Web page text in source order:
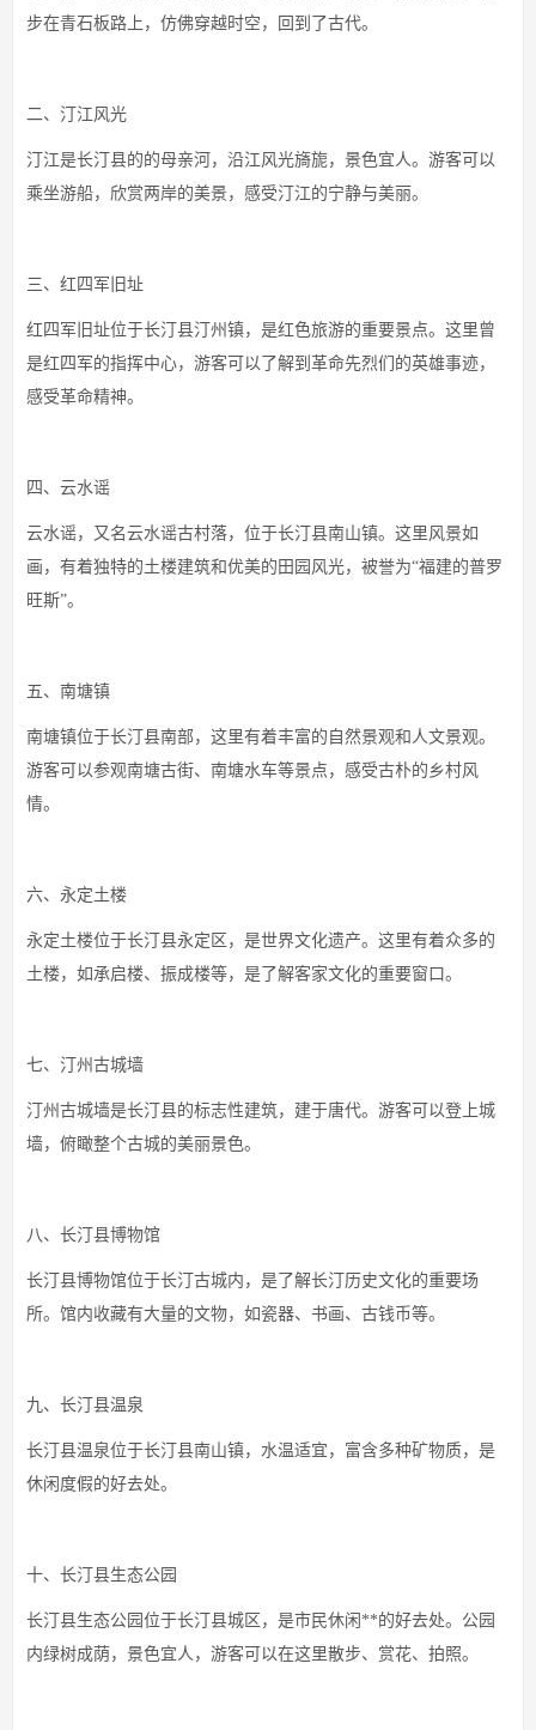
步在青石板路上，仿佛穿越时空，回到了古代。
二、汀江风光
汀江是长汀县的的母亲河，沿江风光旖旎，景色宜人。游客可以
乘坐游船，欣赏两岸的美景，感受汀江的宁静与美丽。
三、红四军旧址
红四军旧址位于长汀县汀州镇，是红色旅游的重要景点。这里曾
是红四军的指挥中心，游客可以了解到革命先烈们的英雄事迹，
感受革命精神。
四、云水谣
云水谣，又名云水谣古村落，位于长汀县南山镇。这里风景如
画，有着独特的土楼建筑和优美的田园风光，被誉为“福建的普罗
旺斯”。
五、南塘镇
南塘镇位于长汀县南部，这里有着丰富的自然景观和人文景观。
游客可以参观南塘古街、南塘水车等景点，感受古朴的乡村风
情。
六、永定土楼
永定土楼位于长汀县永定区，是世界文化遗产。这里有着众多的
土楼，如承启楼、振成楼等，是了解客家文化的重要窗口。
七、汀州古城墙
汀州古城墙是长汀县的标志性建筑，建于唐代。游客可以登上城
墙，俯瞰整个古城的美丽景色。
八、长汀县博物馆
长汀县博物馆位于长汀古城内，是了解长汀历史文化的重要场
所。馆内收藏有大量的文物，如瓷器、书画、古钱币等。
九、长汀县温泉
长汀县温泉位于长汀县南山镇，水温适宜，富含多种矿物质，是
休闲度假的好去处。
十、长汀县生态公园
长汀县生态公园位于长汀县城区，是市民休闲**的好去处。公园
内绿树成荫，景色宜人，游客可以在这里散步、赏花、拍照。